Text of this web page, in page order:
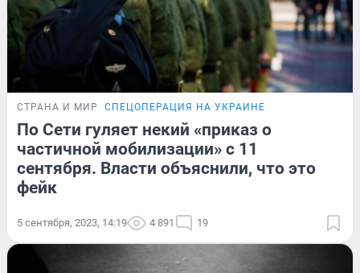
СТРАНА И МИР СПЕЦОПЕРАЦИЯ НА УКРАИНЕ
По Сети гуляет некий «приказ о
частичной мобилизации» с 11
сентября. Власти объяснили, что это
фейк
5 сентября, 2023, 14:19 4 891 19